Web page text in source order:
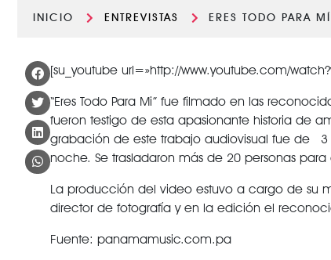
INICIO ENTREVISTAS ERES TODO PARA MÍ
[su_youtube url=»http://www.youtube.com/
“Eres Todo Para Mi” fue filmado en las
fueron testigo de esta apasionante historia de
grabación de este trabajo audiovisual fue de 3
noche. Se trasladaron más de 20 personas
La producción del video estuvo a cargo de su
director de fotografía y en la edición el
Fuente: panamamusic.com.pa